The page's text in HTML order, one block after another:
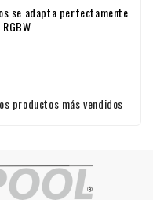
se adapta perfectamente
productos más vendidos